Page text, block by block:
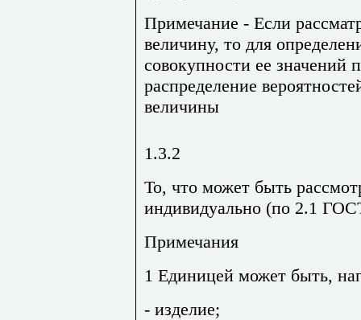
Примечание - Если
величину, то для
совокупности ее значений
распределение
величины
1.3.2
То, что может быть
индивидуально (по 2.1
Примечания
1 Единицей может быть,
- изделие;